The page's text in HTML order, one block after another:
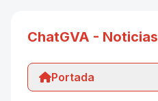
ChatGVA - Noticias
Portada